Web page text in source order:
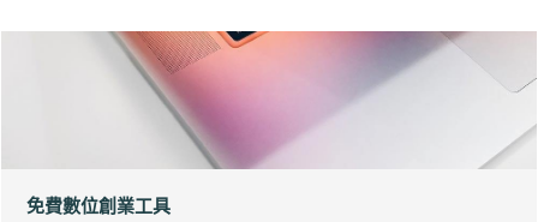
免費數位創業工具